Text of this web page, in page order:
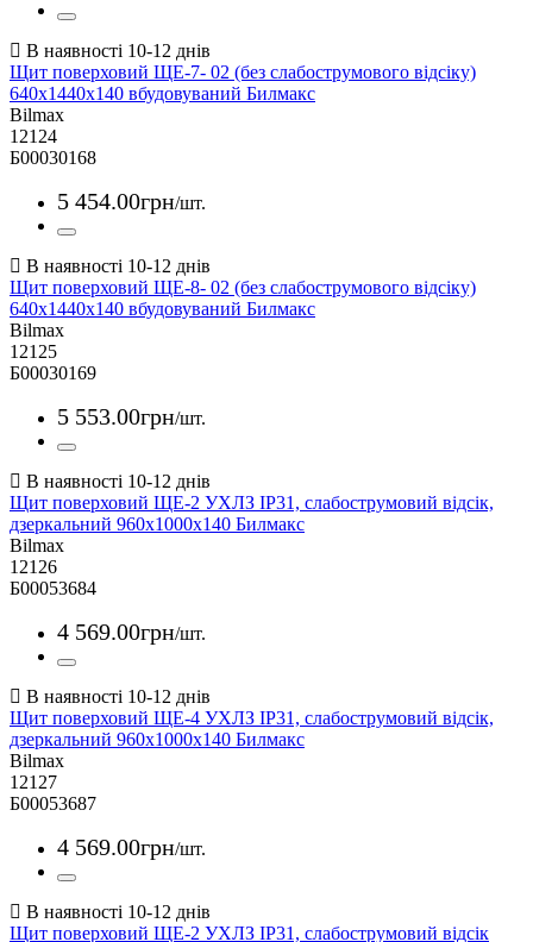
Щит поверховий ЩЕ-7- 02 (без слабострумового відсіку)
640х1440х140 вбудовуваний Билмакс
Bilmax
12124
Б00030168
5 454.00грн/шт.
Щит поверховий ЩЕ-8- 02 (без слабострумового відсіку)
640х1440х140 вбудовуваний Билмакс
Bilmax
12125
Б00030169
5 553.00грн/шт.
Щит поверховий ЩЕ-2 УХЛЗ IP31, слабострумовий відсік,
дзеркальний 960х1000х140 Билмакс
Bilmax
12126
Б00053684
4 569.00грн/шт.
Щит поверховий ЩЕ-4 УХЛЗ IP31, слабострумовий відсік,
дзеркальний 960х1000х140 Билмакс
Bilmax
12127
Б00053687
4 569.00грн/шт.
Щит поверховий ЩЕ-2 УХЛЗ IP31, слабострумовий відсік